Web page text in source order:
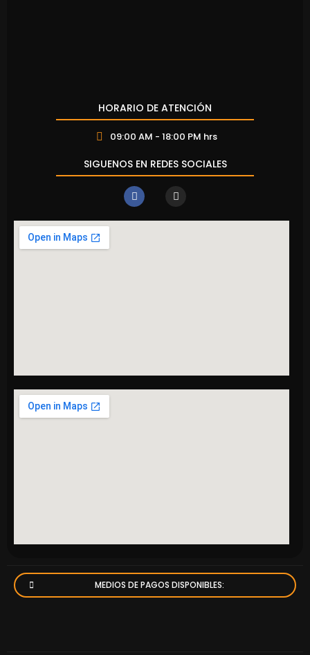
HORARIO DE ATENCIÓN
09:00 AM - 18:00 PM hrs
SIGUENOS EN REDES SOCIALES
MEDIOS DE PAGOS DISPONIBLES: